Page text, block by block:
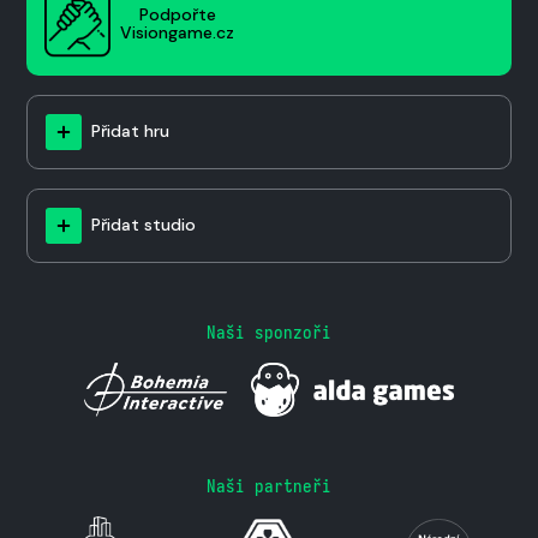
Podpořte
Visiongame.cz
Přidat hru
Přidat studio
Naši sponzoři
Naši partneři